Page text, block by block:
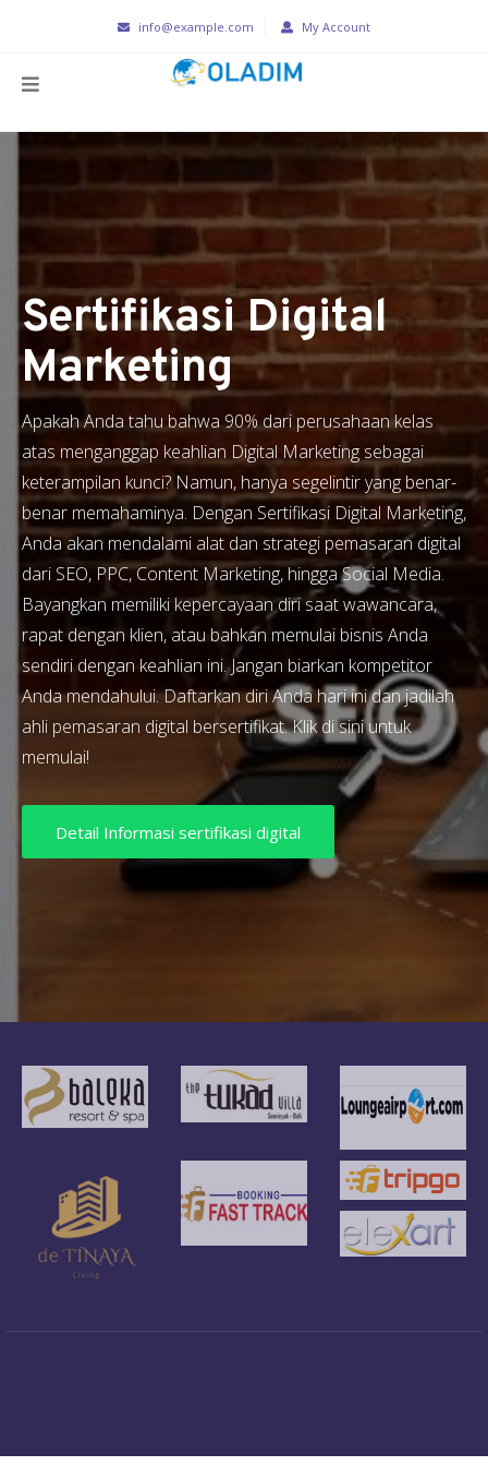
info@example.com My Account
Sertifikasi Digital
Marketing
Apakah Anda tahu bahwa 90% dari perusahaan kelas
atas menganggap keahlian Digital Marketing sebagai
keterampilan kunci? Namun, hanya segelintir yang benar-
benar memahaminya. Dengan Sertifikasi Digital Marketing,
Anda akan mendalami alat dan strategi pemasaran digital
dari SEO, PPC, Content Marketing, hingga Social Media.
Bayangkan memiliki kepercayaan diri saat wawancara,
rapat dengan klien, atau bahkan memulai bisnis Anda
sendiri dengan keahlian ini. Jangan biarkan kompetitor
Anda mendahului. Daftarkan diri Anda hari ini dan jadilah
ahli pemasaran digital bersertifikat. Klik di sini untuk
memulai!
Detail Informasi sertifikasi digital